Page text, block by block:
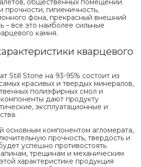
общественных помещений.
прочности, гигиеничность,
фона, прекрасный внешний
– все это наиболее сильные
камня.
кварцевого
Still Stone на 93-95% состоит из
красивых и твердых минералов,
полиэфирных смол и
дают продукту
эксплуатационные и
основным компонентом агломерата,
прочность, твердость и
успешно противостоять
трещинам и механическим
характеристике продукция